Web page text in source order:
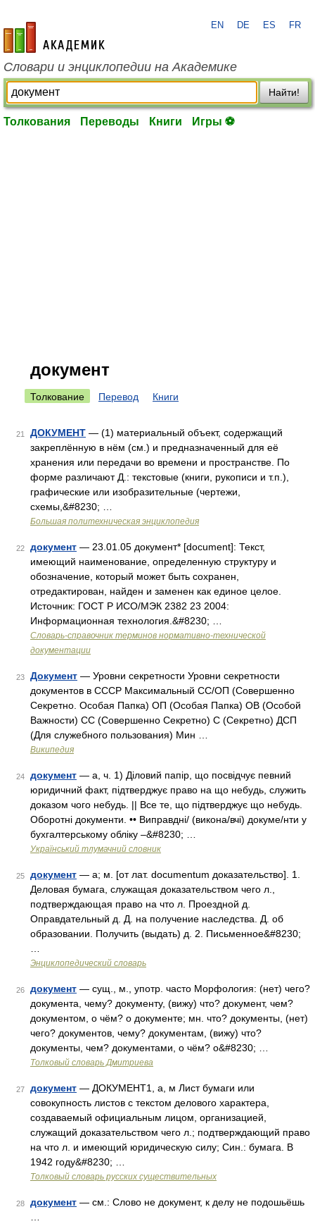
academic.ru
EN DE ES FR
Словари и энциклопедии на Академике
Найти!
Толкования Переводы Книги Игры ⚽
документ
Толкование Перевод Книги
21 ДОКУМЕНТ — (1) материальный объект, содержащий
закреплённую в нём (см.) и предназначенный для её
хранения или передачи во времени и пространстве. По
форме различают Д.: текстовые (книги, рукописи и т.п.),
графические или изобразительные (чертежи,
схемы,&#8230; …
Большая политехническая энциклопедия
22 документ — 23.01.05 документ* [document]: Текст,
имеющий наименование, определенную структуру и
обозначение, который может быть сохранен,
отредактирован, найден и заменен как единое целое.
Источник: ГОСТ Р ИСО/МЭК 2382 23 2004:
Информационная технология.&#8230; …
Словарь-справочник терминов нормативно-технической
документации
23 Документ — Уровни секретности Уровни секретности
документов в СССР Максимальный CC/ОП (Совершенно
Секретно. Особая Папка) ОП (Особая Папка) ОВ (Особой
Важности) СС (Совершенно Секретно) С (Секретно) ДСП
(Для служебного пользования) Мин …
Википедия
24 документ — а, ч. 1) Діловий папір, що посвідчує певний
юридичний факт, підтверджує право на що небудь, служить
доказом чого небудь. || Все те, що підтверджує що небудь.
Оборотні документи. •• Виправдні/ (викона/вчі) докуме/нти у
бухгалтерському обліку –&#8230; …
Український тлумачний словник
25 документ — а; м. [от лат. documentum доказательство]. 1.
Деловая бумага, служащая доказательством чего л.,
подтверждающая право на что л. Проездной д.
Оправдательный д. Д. на получение наследства. Д. об
образовании. Получить (выдать) д. 2. Письменное&#8230;
Энциклопедический словарь
26 документ — сущ., м., употр. часто Морфология: (нет) чего?
документа, чему? документу, (вижу) что? документ, чем?
документом, о чём? о документе; мн. что? документы, (нет)
чего? документов, чему? документам, (вижу) что?
документы, чем? документами, о чём? о&#8230; …
Толковый словарь Дмитриева
27 документ — ДОКУМЕНТ1, а, м Лист бумаги или
совокупность листов с текстом делового характера,
создаваемый официальным лицом, организацией,
служащий доказательством чего л.; подтверждающий право
на что л. и имеющий юридическую силу; Син.: бумага. В
1942 году&#8230; …
Толковый словарь русских существительных
28 документ — см.: Слово не документ, к делу не подошьёшь